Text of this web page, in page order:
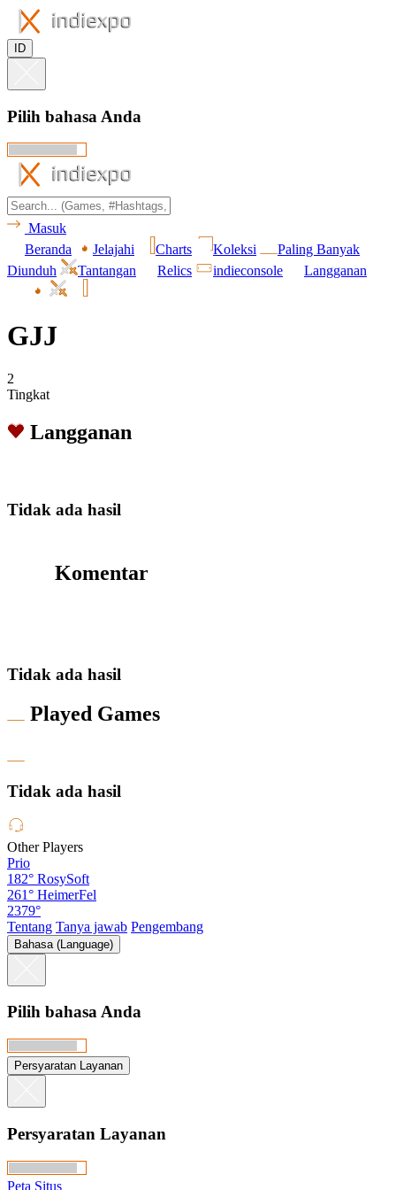
ID
Pilih bahasa Anda
Masuk
Beranda
Jelajahi Charts Koleksi
Paling Banyak
Diunduh
Tantangan Relics indieconsole Langganan
GJJ
2
Tingkat
Langganan
Tidak ada hasil
Komentar
Tidak ada hasil
Played Games
Tidak ada hasil
Other Players
Prio
182° RosySoft
261° HeimerFel
2379°
Tentang Tanya jawab Pengembang
Bahasa (Language)
Pilih bahasa Anda
Persyaratan Layanan
Persyaratan Layanan
Peta Situs